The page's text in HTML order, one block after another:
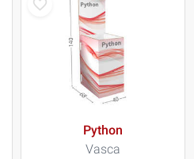
Python
Vasca